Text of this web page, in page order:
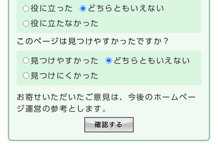
役に立った
どちらともいえない
役に立たなかった
このページは見つけやすかったですか？
見つけやすかった
どちらともいえない
見つけにくかった
お寄せいただいたご意見は、今後のホームペー
ジ運営の参考とします。